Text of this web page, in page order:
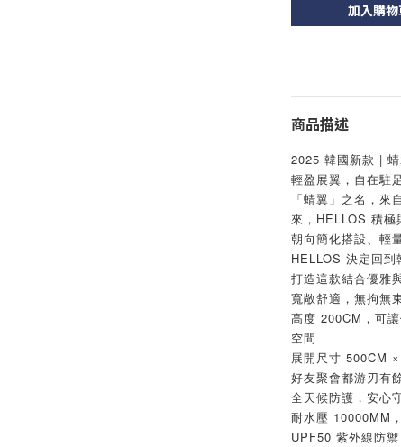
加入購物
商品描述
2025 韓國新款 |
輕盈展翼，自在駐足
「蜻翼」之名，
來，HELLOS 積極
朝向簡化搭設、輕
HELLOS 決定回到
打造這款結合優雅
寬敞舒適，無拘無
高度 200CM，可
空間
展開尺寸 500CM
好友聚會都游刃有
全天候防護，安心
耐水壓 10000MM
UPF50 紫外線防